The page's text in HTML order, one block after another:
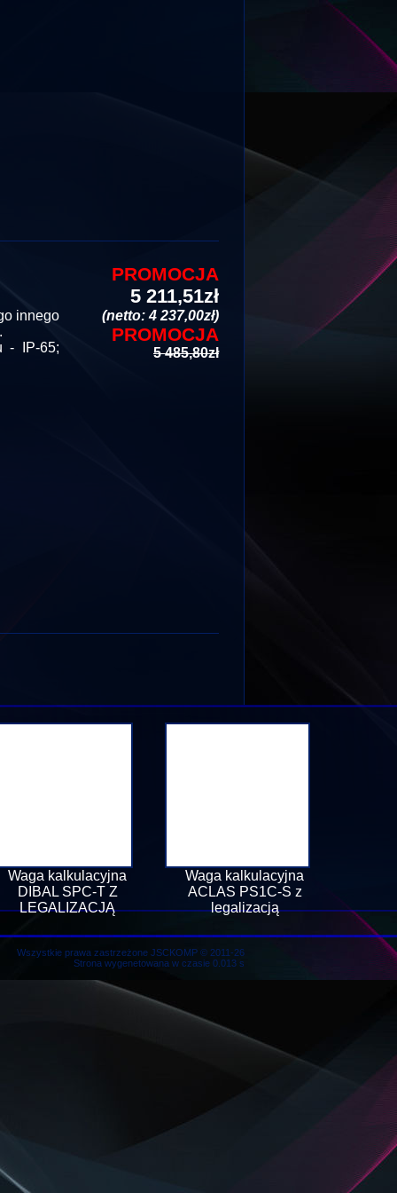
innego
- IP-65;
PROMOCJA
5 211,51zł
(netto: 4 237,00zł)
PROMOCJA
5 485,80zł
Waga kalkulacyjna
DIBAL SPC-T Z
LEGALIZACJĄ
Waga kalkulacyjna
ACLAS PS1C-S z
legalizacją
Wszystkie prawa zastrzeżone JSCKOMP © 2011-26
Strona wygenetowana w czasie 0.013 s